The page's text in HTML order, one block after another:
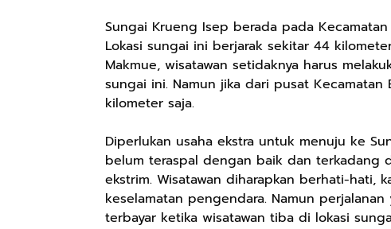
Sungai Krueng Isep berada pada
Lokasi sungai ini berjarak sekitar 44
Makmue, wisatawan setidaknya harus
sungai ini. Namun jika dari pusat
kilometer saja.
Diperlukan usaha ekstra untuk menuju ke
belum teraspal dengan baik dan terkadang
ekstrim. Wisatawan diharapkan berhati-hati,
keselamatan pengendara. Namun
terbayar ketika wisatawan tiba di lokasi